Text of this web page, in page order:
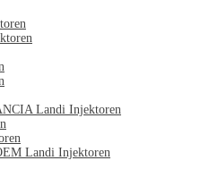
Landi Injektoren
Landi Injektoren